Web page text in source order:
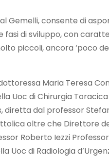
Gemelli, consente di
di sviluppo, con
piccoli, ancora ‘poco
Maria Teresa
Uoc di Chirurgia
diretta dal professor
oltre che Direttore
Roberto Iezzi
Uoc di Radiologia